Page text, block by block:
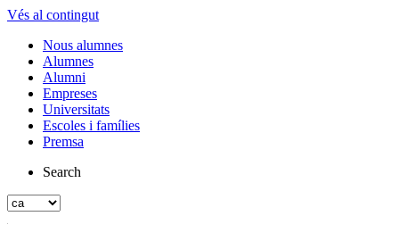
Vés al contingut
Nous alumnes
Alumnes
Alumni
Empreses
Universitats
Escoles i famílies
Premsa
Search